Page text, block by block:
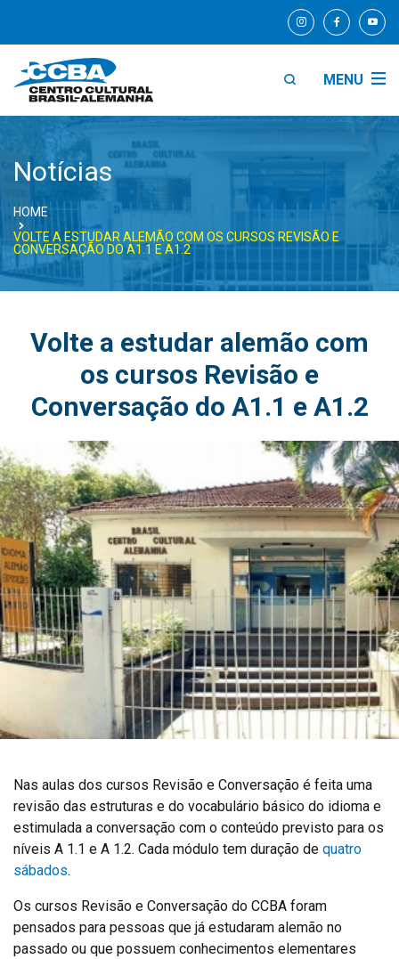
MENU
Notícias
HOME
VOLTE A ESTUDAR ALEMÃO COM OS CURSOS REVISÃO E
CONVERSAÇÃO DO A1.1 E A1.2
Volte a estudar alemão com
os cursos Revisão e
Conversação do A1.1 e A1.2
Nas aulas dos cursos Revisão e Conversação é feita uma
revisão das estruturas e do vocabulário básico do idioma e
estimulada a conversação com o conteúdo previsto para os
níveis A 1.1 e A 1.2. Cada módulo tem duração de quatro
sábados.
Os cursos Revisão e Conversação do CCBA foram
pensados para pessoas que já estudaram alemão no
passado ou que possuem conhecimentos elementares